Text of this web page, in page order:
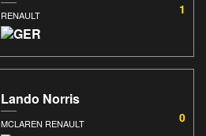
RENAULT 1
Lando Norris
MCLAREN RENAULT 0